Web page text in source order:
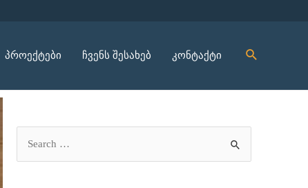
პროექტები ჩვენს შესახებ კონტაქტი